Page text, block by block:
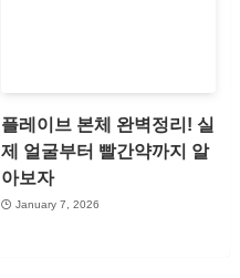
플레이브 본체 완벽정리! 실
제 얼굴부터 빨간약까지 알
아보자
January 7, 2026